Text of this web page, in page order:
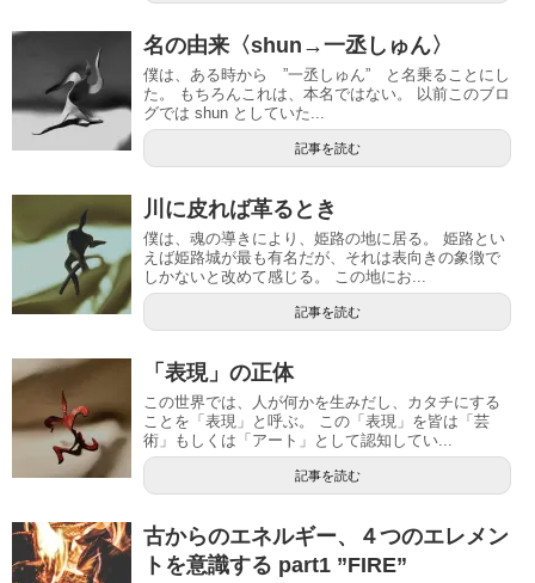
名の由来〈shun→一丞しゅん〉
僕は、ある時から ”一丞しゅん” と名乗ることにし
た。 もちろんこれは、本名ではない。 以前このブロ
グでは shun としていた...
記事を読む
川に皮れば革るとき
僕は、魂の導きにより、姫路の地に居る。 姫路とい
えば姫路城が最も有名だが、それは表向きの象徴で
しかないと改めて感じる。 この地にお...
記事を読む
「表現」の正体
この世界では、人が何かを生みだし、カタチにする
ことを「表現」と呼ぶ。 この「表現」を皆は「芸
術」もしくは「アート」として認知してい...
記事を読む
古からのエネルギー、４つのエレメン
トを意識する part1 ”FIRE”